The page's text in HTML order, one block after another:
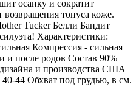
осанку и сократит
возвращения тонуса коже.
Tucker Белли Бандит
Характеристики:
Компрессия - сильная
и после родов Состав 90%
и производства США
44 Обхват под грудью, в см.
A-D